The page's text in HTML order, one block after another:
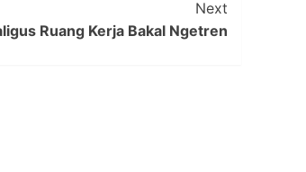
Next
Ruang Kerja Bakal Ngetren